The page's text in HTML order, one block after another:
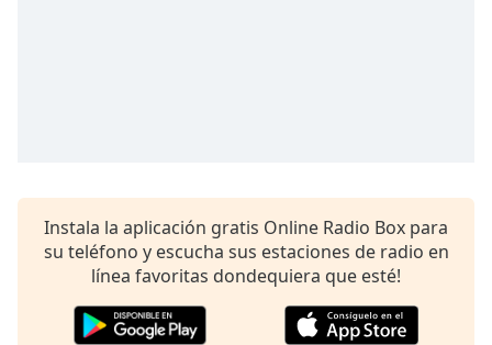
Subtitles
subtitles
settings,
opens
subtitles
settings
Instala la aplicación gratis Online Radio Box para
su teléfono y escucha sus estaciones de radio en
línea favoritas dondequiera que esté!